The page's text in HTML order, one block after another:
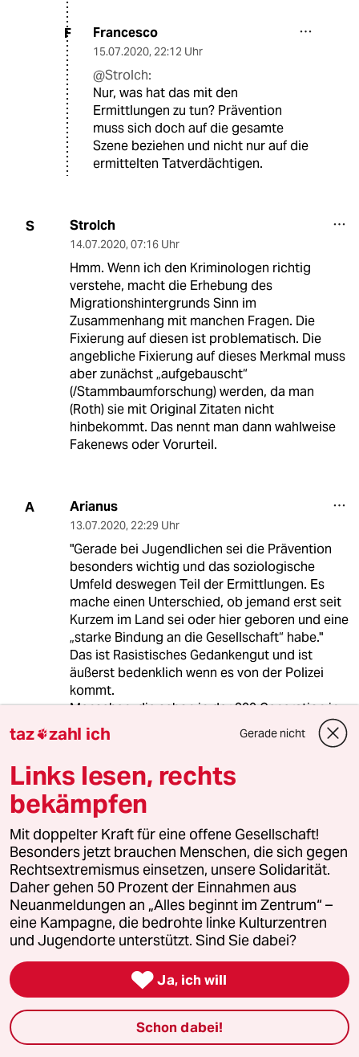
F Francesco
15.07.2020, 22:12 Uhr
@Strolch:
Nur, was hat das mit den
Ermittlungen zu tun? Prävention
muss sich doch auf die gesamte
Szene beziehen und nicht nur auf die
ermittelten Tatverdächtigen.
S Strolch
14.07.2020, 07:16 Uhr
Hmm. Wenn ich den Kriminologen richtig
verstehe, macht die Erhebung des
Migrationshintergrunds Sinn im
Zusammenhang mit manchen Fragen. Die
Fixierung auf diesen ist problematisch. Die
angebliche Fixierung auf dieses Merkmal muss
aber zunächst „aufgebauscht“
(/Stammbaumforschung) werden, da man
(Roth) sie mit Original Zitaten nicht
hinbekommt. Das nennt man dann wahlweise
Fakenews oder Vorurteil.
A Arianus
13.07.2020, 22:29 Uhr
"Gerade bei Jugendlichen sei die Prävention
besonders wichtig und das soziologische
Umfeld deswegen Teil der Ermittlungen. Es
mache einen Unterschied, ob jemand erst seit
Kurzem im Land sei oder hier geboren und eine
„starke Bindung an die Gesellschaft“ habe."
Das ist Rasistisches Gedankengut und ist
äußerst bedenklich wenn es von der Polizei
kommt.
Menschen, die schon in der 200 Generation in
diesen Land leben können eine deutlich
schwächere Bindung an die Gesellschaft haben
der Immigration und der Bindung an die
Geselschaft einen Zusammenhang darstellen
zu wollen ist mehr als bedenklich.
TB Thomas Brunst
13.07.2020 , 20:39 Uhr
taz-Zitat: “(...) Akteure wie die AfD seien „sehr
bemüht“, Migration und Kriminalität in
„klassisches rechtes und rassistisches
Narrativ“. Gerade deshalb sei die Polizei
„aufgefordert, in der öffentlichen Debatte sehr
sensibel mit diesen Themen umzugehen – statt
den Eindruck zu erwecken, es gebe solche
taz zahl ich Gerade nicht
Links lesen, rechts
bekämpfen
Mit doppelter Kraft für eine offene Gesellschaft!
Besonders jetzt brauchen Menschen, die sich gegen
Rechtsextremismus einsetzen, unsere Solidarität.
Daher gehen 50 Prozent der Einnahmen aus
Neuanmeldungen an „Alles beginnt im Zentrum“ –
eine Kampagne, die bedrohte linke Kulturzentren
und Jugendorte unterstützt. Sind Sie dabei?
 Ja, ich will
Schon dabei!